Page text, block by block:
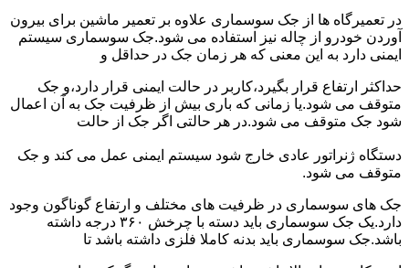
در تعمیرگاه ها از جک سوسماری علاوه بر تعمیر ماشین برای بیرون
آوردن خودرو از چاله نیز استفاده می شود.جک سوسماری سیستم
ایمنی دارد به این معنی که هر زمان جک در حداقل و
حداکثر ارتفاع قرار بگیرد،کاربر در حالت ایمنی قرار دارد،و جک
متوقف می شود.یا زمانی که باری بیش از ظرفیت جک به آن اعمال
شود جک متوقف می شود.در هر حالتی اگر جک از حالت
دستگاه ژنراتور عادی خارج شود سیستم ایمنی عمل می کند و جک
متوقف می شود.
جک های سوسماری در ظرفیت های مختلف و ارتفاع گوناگون وجود
دارد.یک جک سوسماری باید دسته با چرخش ۳۶۰ درجه داشته
باشد.جک سوسماری باید بدنه کاملا فلزی داشته باشد تا